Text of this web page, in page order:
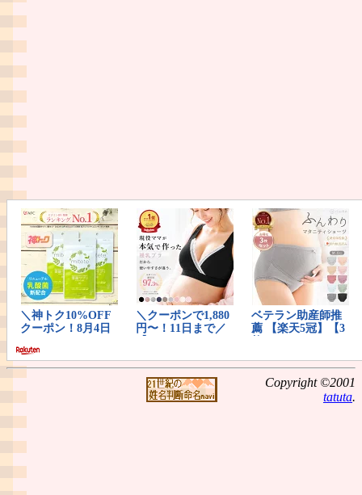
Copyright ©2001
tatuta.